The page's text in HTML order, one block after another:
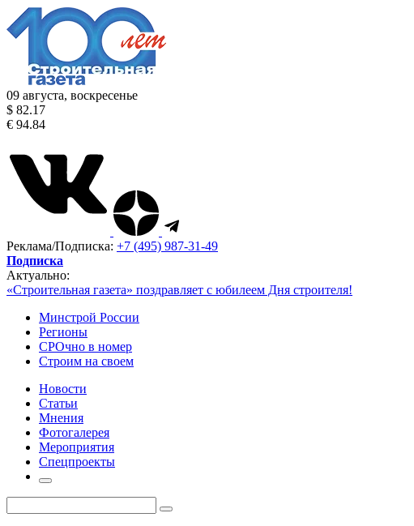
09 августа, воскресенье
$ 82.17
€ 94.84
Реклама/Подписка: +7 (495) 987-31-49
Подписка
Актуально:
«Строительная газета» поздравляет с юбилеем Дня строителя!
Минстрой России
Регионы
СРОчно в номер
Строим на своем
Новости
Статьи
Мнения
Фотогалерея
Мероприятия
Спецпроекты